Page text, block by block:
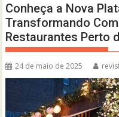
Conheça a Nova
Transformando
Restaurantes Perto
24 de maio de 2025